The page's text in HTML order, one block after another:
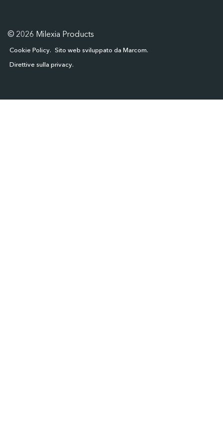
© 2026 Milexia Products
Cookie Policy Sito web sviluppato da Marcom
Direttive sulla privacy